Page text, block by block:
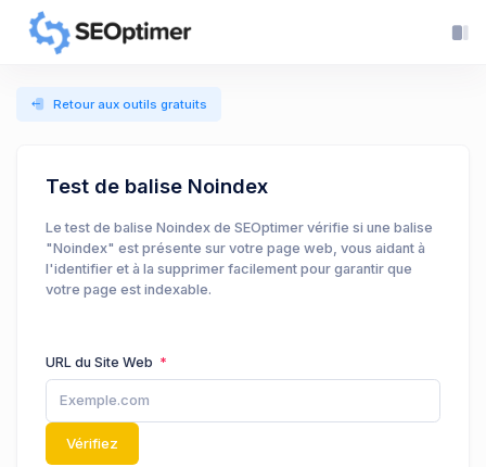
Retour aux outils gratuits
Test de balise Noindex
Le test de balise Noindex de SEOptimer vérifie si une balise
"Noindex" est présente sur votre page web, vous aidant à
l'identifier et à la supprimer facilement pour garantir que
votre page est indexable.
URL du Site Web
Vérifiez